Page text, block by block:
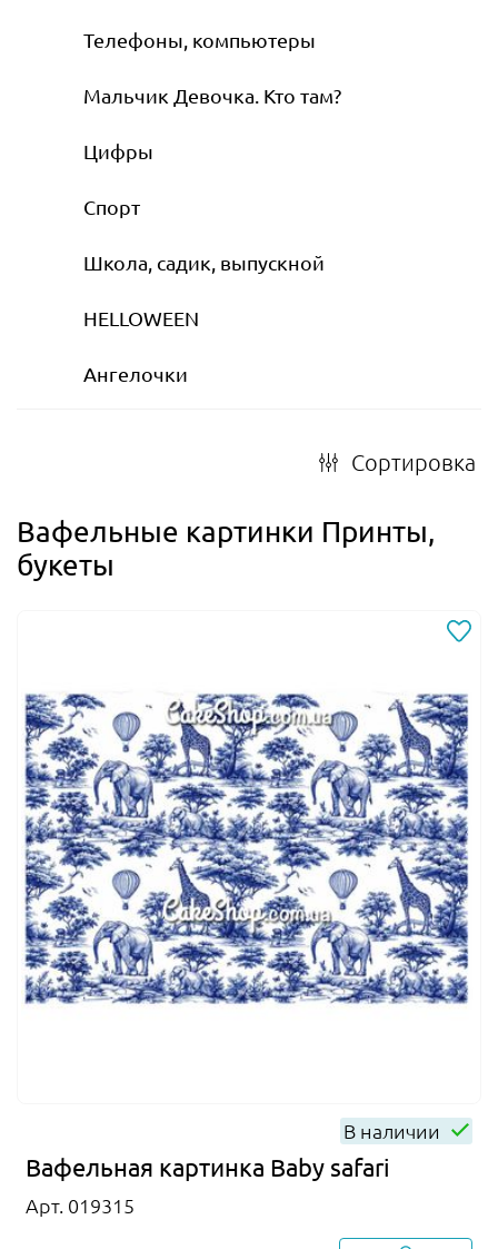
Телефоны, компьютеры
Мальчик Девочка. Кто там?
Цифры
Спорт
Школа, садик, выпускной
HELLOWEEN
Ангелочки
Сортировка
Вафельные картинки Принты,
букеты
В наличии
Вафельная картинка Baby safari
Арт. 019315